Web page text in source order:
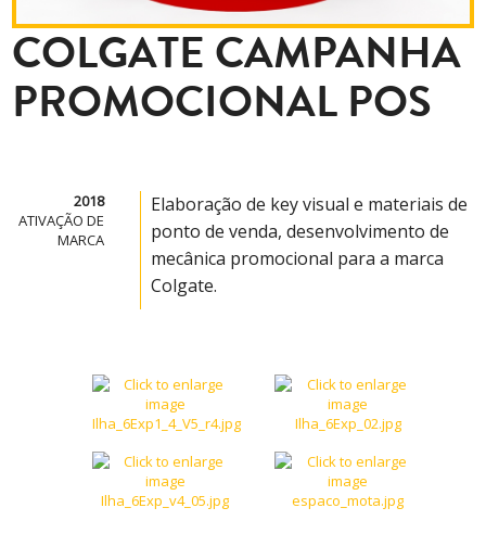
COLGATE CAMPANHA
PROMOCIONAL POS
2018
ATIVAÇÃO DE
MARCA
Elaboração de key visual e materiais de
ponto de venda, desenvolvimento de
mecânica promocional para a marca
Colgate.